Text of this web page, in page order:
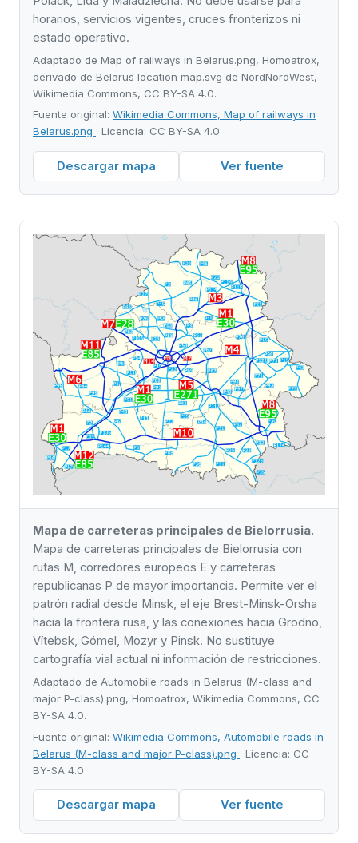
horarios, servicios vigentes, cruces fronterizos ni
estado operativo.
Adaptado de Map of railways in Belarus.png, Homoatrox,
derivado de Belarus location map.svg de NordNordWest,
Wikimedia Commons, CC BY-SA 4.0.
Fuente original: Wikimedia Commons, Map of railways in
Belarus.png · Licencia: CC BY-SA 4.0
Descargar mapa Ver fuente
Mapa de carreteras principales de Bielorrusia.
Mapa de carreteras principales de Bielorrusia con
rutas M, corredores europeos E y carreteras
republicanas P de mayor importancia. Permite ver el
patrón radial desde Minsk, el eje Brest-Minsk-Orsha
hacia la frontera rusa, y las conexiones hacia Grodno,
Vítebsk, Gómel, Mozyr y Pinsk. No sustituye
cartografía vial actual ni información de restricciones.
Adaptado de Automobile roads in Belarus (M-class and
major P-class).png, Homoatrox, Wikimedia Commons, CC
BY-SA 4.0.
Fuente original: Wikimedia Commons, Automobile roads in
Belarus (M-class and major P-class).png · Licencia: CC
BY-SA 4.0
Descargar mapa Ver fuente